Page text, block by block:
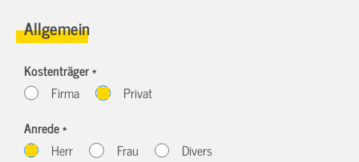
Allgemein
Kostenträger *
Firma
Privat
Anrede *
Herr
Frau Divers